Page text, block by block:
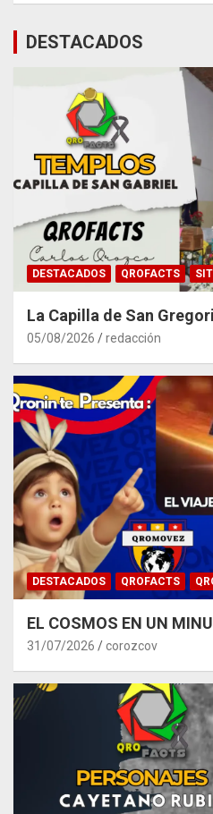
DESTACADOS
DESTACADOS QROFACTS
La Capilla de San
05/08/2026 redacción
DESTACADOS QROFACTS
EL COSMOS EN UN
31/07/2026 corozcov